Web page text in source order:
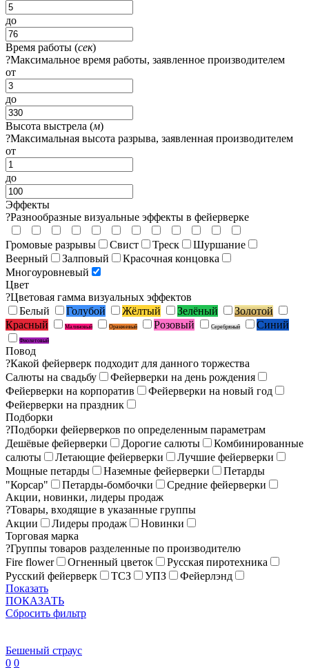
до
Время работы (сек)
?Максимальное время работы, заявленное производителем
от
до
Высота выстрела (м)
?Максимальная высота разрыва, заявленная производителем
от
до
Эффекты
?Разнообразные визуальные эффекты в фейерверке
Громовые разрывы Свист Треск
Шуршание
Веерный
Залповый
Красочная концовка
Многоуровневый
Цвет
?Цветовая гамма визуальных эффектов
Белый
Голубой Жёлтый Зелёный
Золотой
Красный
Малиновый Оранжевый Розовый Серебряный Синий
Фиолетовый
Повод
?Какой фейерверк подходит для данного торжества
Салюты на свадьбу
Фейерверки на день рождения
Фейерверки на корпоратив
Фейерверки на новый год
Фейерверки на праздник
Подборки
?Подборки фейерверков по определенным параметрам
Дешёвые фейерверки
Дорогие салюты
Комбинированные
салюты
Летающие фейерверки
Лучшие фейерверки
Мощные петарды
Наземные фейерверки
Петарды
"Корсар"
Петарды-бомбочки
Средние фейерверки
Акции, новинки, лидеры продаж
?Товары, входящие в указанные группы
Акции
Лидеры продаж
Новинки
Торговая марка
?Группы товаров разделенные по производителю
Fire flower
Огненный цветок
Русская пиротехника
Русский фейерверк
ТСЗ УПЗ
Фейерлэнд
Показать
ПОКАЗАТЬ
Сбросить фильтр
Бешеный страус
0 0